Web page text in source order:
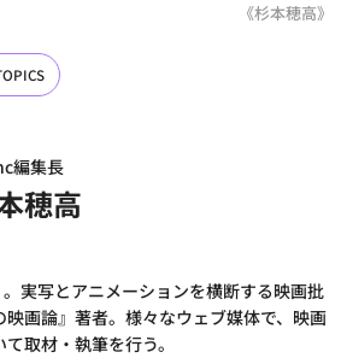
《杉本穂高》
編集長
穂高
実写とアニメーションを横断する映画批
画論』著者。様々なウェブ媒体で、映画
取材・執筆を行う。